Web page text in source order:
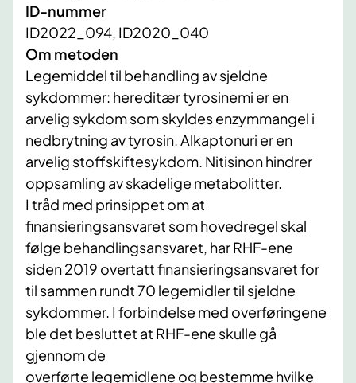
ID-nummer
ID2022_094, ID2020_040
Om metoden
Legemiddel til behandling av sjeldne
sykdommer: hereditær tyrosinemi er en
arvelig sykdom som skyldes enzymmangel i
nedbrytning av tyrosin. Alkaptonuri er en
arvelig stoffskiftesykdom. Nitisinon hindrer
oppsamling av skadelige metabolitter.
​I tråd med prinsippet om at
finansieringsansvaret som hovedregel skal
følge behandlingsansvaret, har RHF-ene
siden 2019 overtatt finansieringsansvaret for
til sammen rundt 70 legemidler til sjeldne
sykdommer. I forbindelse med overføringene
ble det besluttet at RHF-ene skulle gå
gjennom de
overførte legemidlene og bestemme hvilke